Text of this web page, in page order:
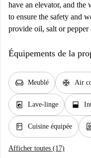
have an elevator, and
to ensure the safety and
provide oil, salt or pepper
Équipements de la
chair Meublé ac_unit Air
local_laundry_service Lave-linge window_open
kitchen Cuisine équipée
Afficher toutes (17)